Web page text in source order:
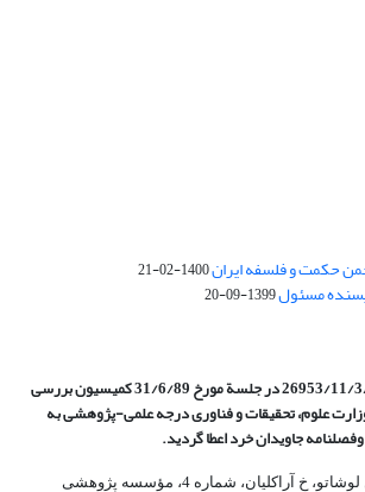
حکمت و فلسفه ایران1400-02-21
1399-09-20
بررسی
علوم، تحقیقات و فناوری درجه علمی‌-پژوهشیبه
جاویدان خرد اعطا گردید.
آدرس : تهــران، خ نوفل لوشاتو، خ آراکلیان، شماره 4،‌ مؤسسه پژوهشی